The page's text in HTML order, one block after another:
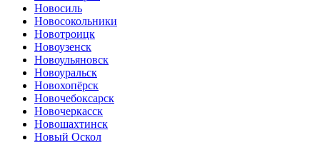
Новосиль
Новосокольники
Новотроицк
Новоузенск
Новоульяновск
Новоуральск
Новохопёрск
Новочебоксарск
Новочеркасск
Новошахтинск
Новый Оскол